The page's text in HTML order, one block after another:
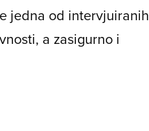
jedna od intervjuiranih
a zasigurno i